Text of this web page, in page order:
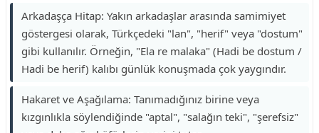
Arkadaşça Hitap: Yakın arkadaşlar arasında samimiyet
göstergesi olarak, Türkçedeki "lan", "herif" veya "dostum"
gibi kullanılır. Örneğin, "Ela re malaka" (Hadi be dostum /
Hadi be herif) kalıbı günlük konuşmada çok yaygındır.
Hakaret ve Aşağılama: Tanımadığınız birine veya
kızgınlıkla söylendiğinde "aptal", "salağın teki", "şerefsiz"